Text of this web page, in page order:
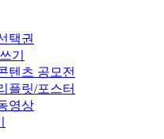
택권
기
텐츠 공모전
플릿/포스터
영상